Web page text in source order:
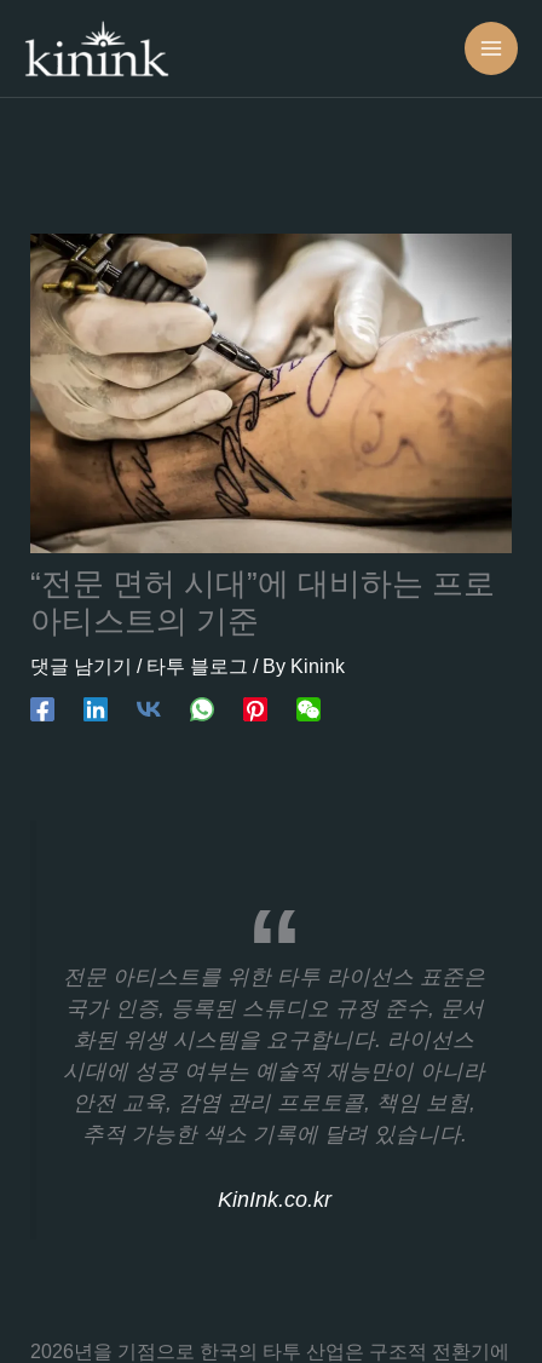
“전문 면허 시대”에 대비하는 프로
아티스트의 기준
댓글 남기기 / 타투 블로그 / By Kinink
전문 아티스트를 위한 타투 라이선스 표준은
국가 인증, 등록된 스튜디오 규정 준수, 문서
화된 위생 시스템을 요구합니다. 라이선스
시대에 성공 여부는 예술적 재능만이 아니라
안전 교육, 감염 관리 프로토콜, 책임 보험,
추적 가능한 색소 기록에 달려 있습니다.
KinInk.co.kr
2026년을 기점으로 한국의 타투 산업은 구조적 전환기에